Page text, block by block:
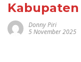
Donny Piri
5 November 2025